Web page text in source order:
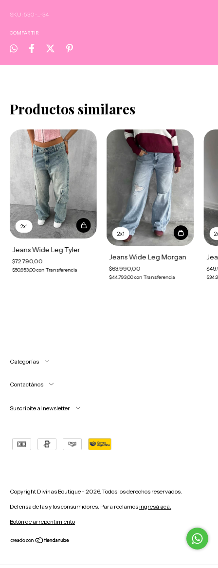
SKU: 530-_-34
COMPARTIR
Productos similares
2x1
Jeans Wide Leg Tyler
$72.790,00
$50.953,00con Transferencia
2x1
Jeans Wide Leg Morgan
$63.990,00
$44.793,00con Transferencia
Categorías
Contactános
Suscribite al newsletter
Copyright Divinas Boutique - 2026. Todos los derechos reservados.
Defensa de las y los consumidores. Para reclamos ingresá acá.
Botón de arrepentimiento